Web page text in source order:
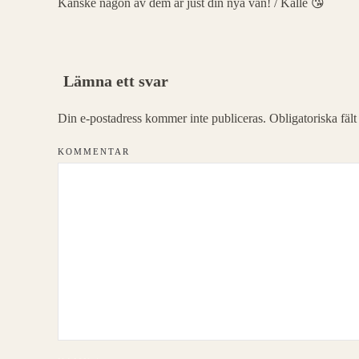
Lämna ett svar
Din e-postadress kommer inte publiceras. Obligatoriska fält
KOMMENTAR